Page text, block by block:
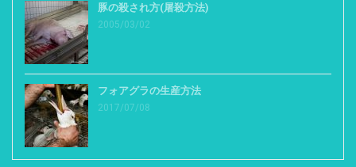
豚の殺され方(屠殺方法)
2005/03/02
フォアグラの生産方法
2017/07/08